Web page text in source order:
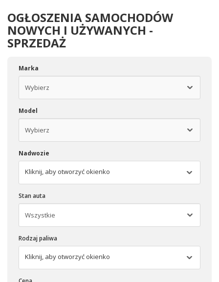
OGŁOSZENIA SAMOCHODÓW
NOWYCH I UŻYWANYCH -
SPRZEDAŻ
Marka
Model
Nadwozie
Kliknij, aby otworzyć okienko
Stan auta
Rodzaj paliwa
Kliknij, aby otworzyć okienko